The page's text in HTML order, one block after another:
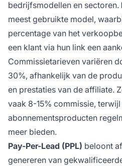
bedrijfsmodellen en sectoren.
meest gebruikte model,
percentage van het
een klant via hun link een
Commissietarieven variëren
30%, afhankelijk van de
en prestaties van de affiliate.
vaak 8-15% commissie,
abonnementsproducten
meer bieden.
Pay-Per-Lead (PPL) beloont
genereren van